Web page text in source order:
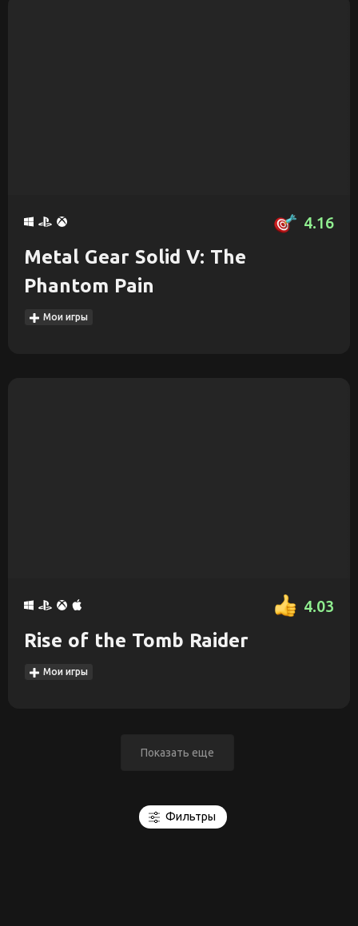
4.16
Metal Gear Solid V: The
Phantom Pain
Мои игры
4.03
Rise of the Tomb Raider
Мои игры
Показать еще
Фильтры